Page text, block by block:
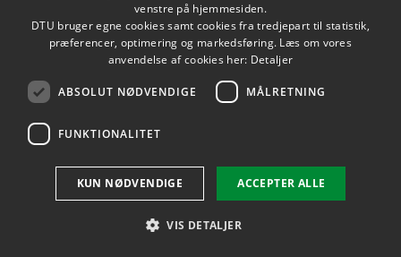
Pesticidrester i fødevarer 2016 – Resultater fra den
danske pesticidkontrol
isolation of E. coli with presumptive ESBL or AMPC
Staphylococci and E. coli 2016
The 21st EURL-AR Proficiency Test Salmonella,
ENGLISH
venstre på hjemmesiden.
DTU bruger egne cookies samt cookies fra tredjepart til statistik,
præferencer, optimering og markedsføring. Læs om vores
anvendelse af cookies her: Detaljer
ABSOLUT NØDVENDIGE MÅLRETNING
FUNKTIONALITET
ACCEPTER ALLE
KUN NØDVENDIGE
VIS DETALJER